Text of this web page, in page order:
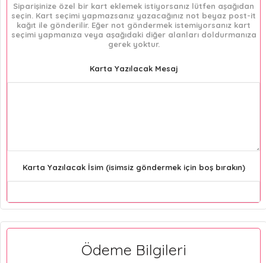
Siparişinize özel bir kart eklemek istiyorsanız lütfen aşağıdan
seçin. Kart seçimi yapmazsanız yazacağınız not beyaz post-it
kağıt ile gönderilir. Eğer not göndermek istemiyorsanız kart
seçimi yapmanıza veya aşağıdaki diğer alanları doldurmanıza
gerek yoktur.
Karta Yazılacak Mesaj
Karta Yazılacak İsim (isimsiz göndermek için boş bırakın)
Ödeme Bilgileri